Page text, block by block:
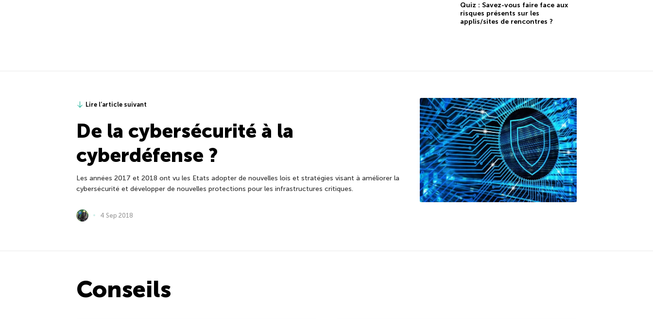
Quiz : Savez-vous faire face aux
risques présents sur les
applis/sites de rencontres ?
Lire l’article suivant
De la cybersécurité à la
cyberdéfense ?
Les années 2017 et 2018 ont vu les Etats adopter de nouvelles lois et stratégies visant à améliorer la
cybersécurité et développer de nouvelles protections pour les infrastructures critiques.
4 Sep 2018
Conseils